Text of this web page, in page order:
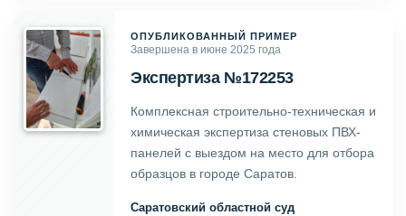
ОПУБЛИКОВАННЫЙ ПРИМЕР
Завершена в июне 2025 года
Экспертиза №172253
Комплексная строительно-техническая и
химическая экспертиза стеновых ПВХ-
панелей с выездом на место для отбора
образцов в городе Саратов.
Саратовский областной суд